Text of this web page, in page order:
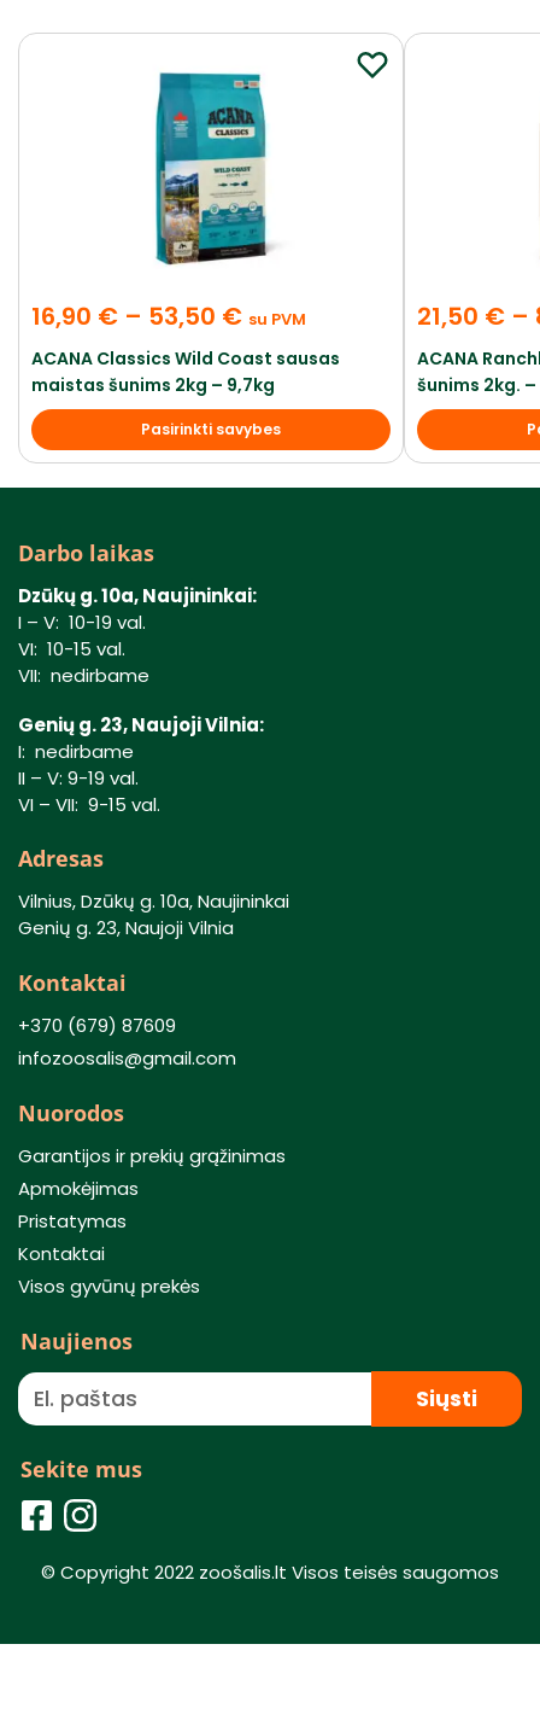
16,90 € – 53,50 € su PVM
ACANA Classics Wild Coast sausas
maistas šunims 2kg – 9,7kg
Pasirinkti savybes
21,50 € –
ACANA
šunims 2kg. –
Darbo laikas
Dzūkų g. 10a, Naujininkai:
I – V: 10-19 val.
VI: 10-15 val.
VII: nedirbame
Genių g. 23, Naujoji Vilnia:
I: nedirbame
II – V: 9-19 val.
VI – VII: 9-15 val.
Adresas
Vilnius, Dzūkų g. 10a, Naujininkai
Genių g. 23, Naujoji Vilnia
Kontaktai
+370 (679) 87609
infozoosalis@gmail.com
Nuorodos
Garantijos ir prekių grąžinimas
Apmokėjimas
Pristatymas
Kontaktai
Visos gyvūnų prekės
Naujienos
Siųsti
Sekite mus
© Copyright 2022 zoošalis.lt Visos teisės saugomos